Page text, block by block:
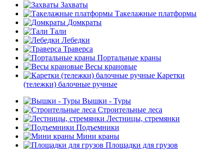
Захваты
Такелажные платформы
Домкраты
Тали
Лебедки
Траверса
Портальные краны
Весы крановые
Каретки
(тележки) балочные ручные
Вышки - Туры
Строительные леса
Лестницы, стремянки
Подъемники
Мини краны
Площадки для грузов